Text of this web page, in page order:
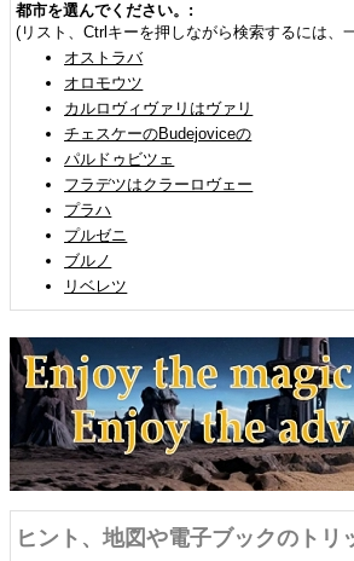
都市を選んでください。:
(リスト、Ctrlキーを押しながら検索するには、
オストラバ
オロモウツ
カルロヴィヴァリはヴァリ
チェスケーのBudejoviceの
パルドゥビツェ
フラデツはクラーロヴェー
プラハ
プルゼニ
ブルノ
リベレツ
ヒント、地図や電子ブックのトリ